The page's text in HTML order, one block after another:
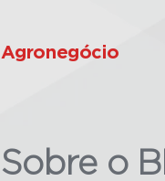
Agronegócio
Sobre o